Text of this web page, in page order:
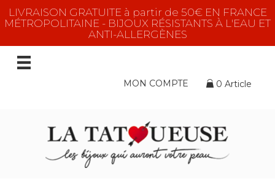
LIVRAISON GRATUITE à partir de 50€ EN FRANCE
MÉTROPOLITAINE - BIJOUX RÉSISTANTS À L'EAU ET
ANTI-ALLERGÈNES
MON COMPTE 0 Article